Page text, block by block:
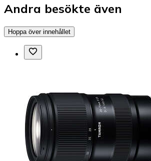
Andra besökte även
Hoppa över innehållet